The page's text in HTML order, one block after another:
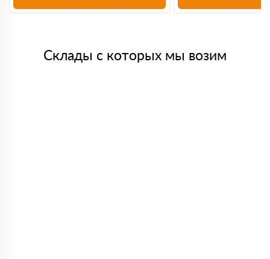
Склады с которых мы возим